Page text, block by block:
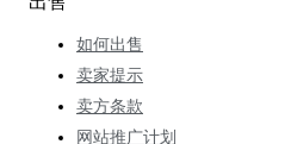
如何出售
卖家提示
卖方条款
网站推广计划